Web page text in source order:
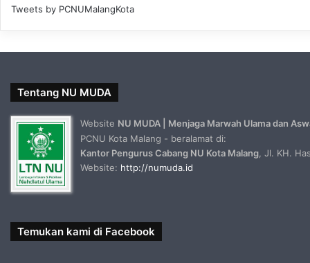
Tweets by PCNUMalangKota
Tentang NU MUDA
Website NU MUDA | Menjaga Marwah Ulama dan
PCNU Kota Malang - beralamat di:
Kantor Pengurus Cabang NU Kota Malang , Jl. KH.
Website: http://numuda.id
Temukan kami di Facebook